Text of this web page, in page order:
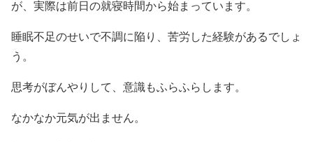
が、実際は前日の就寝時間から始まっています。
睡眠不足のせいで不調に陥り、苦労した経験があるでしょ
う。
思考がぼんやりして、意識もふらふらします。
なかなか元気が出ません。